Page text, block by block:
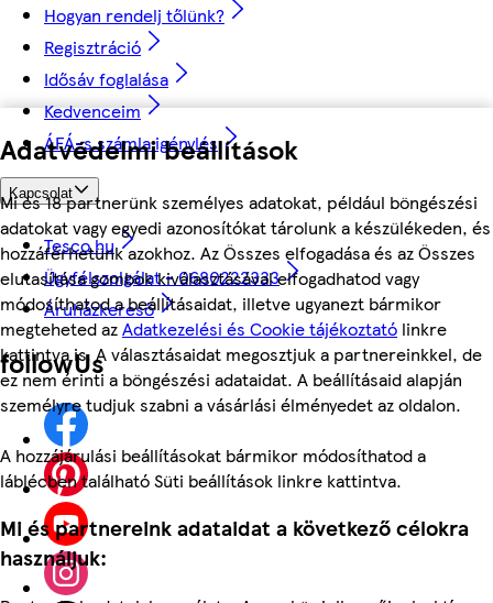
Adatvédelmi beállítások
Mi és 18 partnerünk személyes adatokat, például böngészési
adatokat vagy egyedi azonosítókat tárolunk a készülékeden, és
hozzáférhetünk azokhoz. Az Összes elfogadása és az Összes
elutasítása gombok kiválasztásával elfogadhatod vagy
módosíthatod a beállításaidat, illetve ugyanezt bármikor
megteheted azAdatkezelési és Cookie tájékoztató linkre
kattintva is. A választásaidat megosztjuk a partnereinkkel, de
ez nem érinti a böngészési adataidat. A beállításaid alapján
személyre tudjuk szabni a vásárlási élményedet az oldalon.
A hozzájárulási beállításokat bármikor módosíthatod a
láblécben található Süti beállítások linkre kattintva.
Mi és partnereink adataidat a következő célokra
használjuk:
Hogyan rendelj tőlünk?
Regisztráció
Idősáv foglalása
Kedvenceim
ÁFÁ-s számla igénylés
Kapcsolat
Tesco.hu
Ügyfélszolgálat - 0680222333
Áruházkereső
followUs